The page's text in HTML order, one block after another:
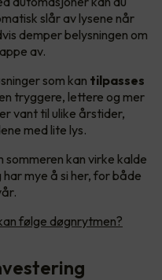
slår av lysene når
demper belysningen om
av.
som kan tilpasses
tryggere, lettere og mer
vant til ulike årstider,
med lite lys.
sommeren kan virke kalde
mye å si her, for både
følge døgnrytmen?